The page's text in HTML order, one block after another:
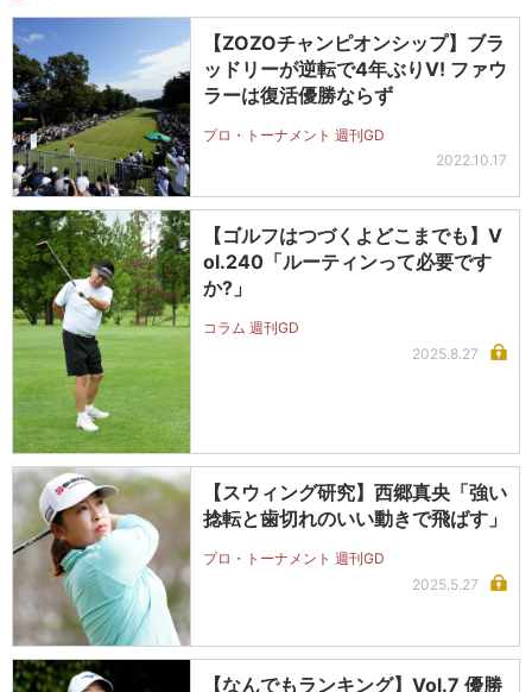
【ZOZOチャンピオンシップ】ブラ
ッドリーが逆転で4年ぶりV! ファウ
ラーは復活優勝ならず
プロ・トーナメント 週刊GD
2022.10.17
【ゴルフはつづくよどこまでも】V
ol.240「ルーティンって必要です
か?」
コラム 週刊GD
2025.8.27
【スウィング研究】西郷真央「強い
捻転と歯切れのいい動きで飛ばす」
プロ・トーナメント 週刊GD
2025.5.27
【なんでもランキング】Vol.7 優勝